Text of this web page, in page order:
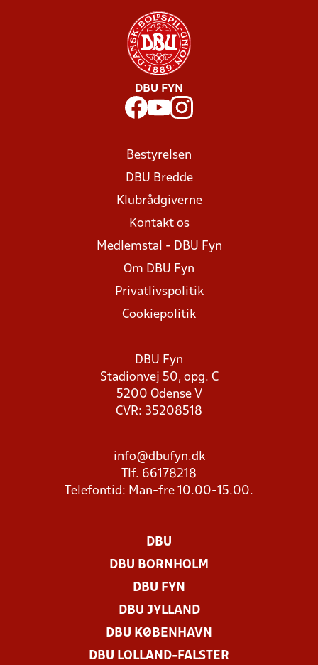
DBU FYN
Bestyrelsen
DBU Bredde
Klubrådgiverne
Kontakt os
Medlemstal - DBU Fyn
Om DBU Fyn
Privatlivspolitik
Cookiepolitik
DBU Fyn
Stadionvej 50, opg. C
5200 Odense V
CVR: 35208518
info@dbufyn.dk
Tlf. 66178218
Telefontid: Man-fre 10.00-15.00.
DBU
DBU BORNHOLM
DBU FYN
DBU JYLLAND
DBU KØBENHAVN
DBU LOLLAND-FALSTER